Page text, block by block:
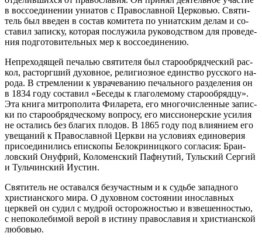
в вос­со­еди­не­нии уни­а­тов с Пра­во­слав­ной Цер­ко­вью. Свя­ти­
тель был вве­ден в со­став ко­ми­те­та по уни­ат­ским де­лам и со­
ста­вил за­пис­ку, ко­то­рая по­слу­жи­ла ру­ко­вод­ством для про­ве­де­
ния под­го­то­ви­тель­ных мер к вос­со­еди­не­нию.
Непре­хо­дя­щей пе­ча­лью свя­ти­те­ля был ста­ро­об­ряд­че­ский рас­
кол, рас­торг­ший ду­хов­ное, ре­ли­ги­оз­ное един­ство рус­ско­го на­
ро­да. В стрем­ле­нии к увра­че­ва­нию пе­чаль­но­го раз­де­ле­ния он
в 1834 го­ду со­ста­вил «Бе­се­ды к гла­го­ле­мо­му ста­ро­об­ряд­цу».
Эта кни­га мит­ро­по­ли­та Фила­ре­та, его мно­го­чис­лен­ные за­пис­
ки по ста­ро­об­ряд­че­ско­му во­про­су, его мис­си­о­нер­ские уси­лия
не оста­лись без бла­гих пло­дов. В 1865 го­ду под вли­я­ни­ем его
уве­ща­ний к Пра­во­слав­ной Церк­ви на усло­ви­ях еди­но­ве­рия
при­со­еди­ни­лись епи­ско­пы Бе­ло­кри­ниц­ко­го со­гла­сия: Бра­и­
лов­ский Онуф­рий, Ко­ло­мен­ский Па­ф­ну­тий, Туль­ский Сер­гий
и Туль­чин­ский Иустин.
Свя­ти­тель не оста­вал­ся без­участ­ным и к судь­бе за­пад­но­го
хри­сти­ан­ско­го ми­ра. О ду­хов­ном со­сто­я­нии ино­слав­ных
церк­вей он су­дил с муд­рой осто­рож­но­стью и взве­шен­но­стью,
с непо­ко­ле­би­мой ве­рой в ис­ти­ну пра­во­сла­вия и хри­сти­ан­ской
лю­бо­вью.